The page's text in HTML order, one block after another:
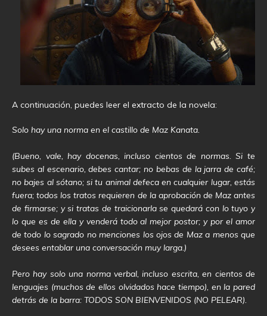
A continuación, puedes leer el extracto de la novela:
Solo hay una norma en el castillo de Maz Kanata.
(Bueno, vale, hay docenas, incluso cientos de normas. Si te
subes al escenario, debes cantar; no bebas de la jarra de café;
no bajes al sótano; si tu animal defeca en cualquier lugar, estás
fuera; todos los tratos requieren de la aprobación de Maz antes
de firmarse; y si tratas de traicionarla se quedará con lo tuyo y
lo que es de ella y venderá todo al mejor postor; y por el amor
de todo lo sagrado no menciones los ojos de Maz a menos que
desees entablar una conversación muy larga.)
Pero hay solo una norma verbal, incluso escrita, en cientos de
lenguajes (muchos de ellos olvidados hace tiempo), en la pared
detrás de la barra: TODOS SON BIENVENIDOS (NO PELEAR).